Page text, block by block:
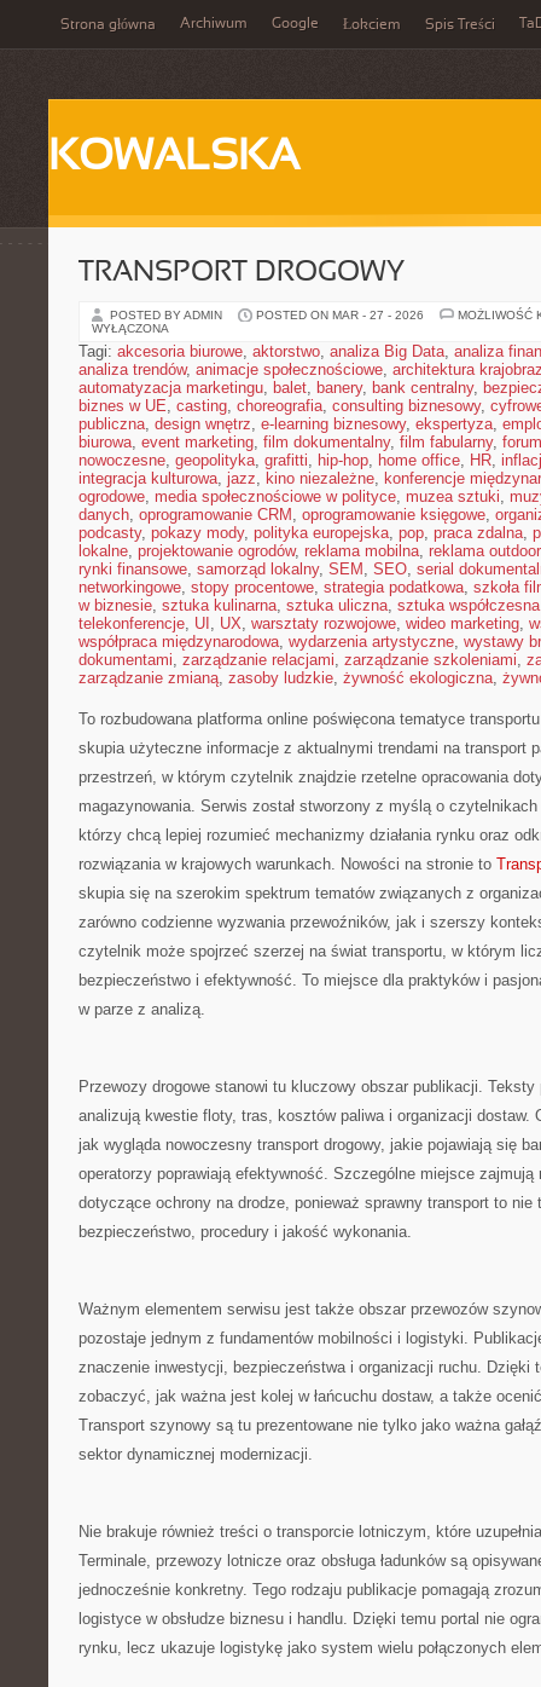
Strona główna Archiwum Google Łokciem Spis Treści
KOWALSKA
TRANSPORT DROGOWY
POSTED BY ADMIN POSTED ON MAR - 27 - 2026
MOŻLIWOŚĆ
WYŁĄCZONA
Tagi: akcesoria biurowe, aktorstwo, analiza Big Data, analiza
analiza trendów, animacje społecznościowe, architektura
automatyzacja marketingu, balet, banery, bank centralny,
biznes w UE, casting, choreografia, consulting biznesowy,
publiczna, design wnętrz, e-learning biznesowy, ekspertyza,
biurowa, event marketing, film dokumentalny, film fabularny,
nowoczesne, geopolityka, grafitti, hip-hop, home office, HR,
integracja kulturowa, jazz, kino niezależne, konferencje
ogrodowe, media społecznościowe w polityce, muzea sztuki,
danych, oprogramowanie CRM , oprogramowanie księgowe,
podcasty, pokazy mody, polityka europejska, pop, praca zdalna,
lokalne, projektowanie ogrodów, reklama mobilna, reklama outdoor
rynki finansowe, samorząd lokalny, SEM , SEO, serial
networkingowe, stopy procentowe, strategia podatkowa, szkoła
w biznesie, sztuka kulinarna, sztuka uliczna, sztuka współczesna
telekonferencje, UI , UX, warsztaty rozwojowe, wideo marketing,
współpraca międzynarodowa, wydarzenia artystyczne, wystawy
dokumentami, zarządzanie relacjami, zarządzanie szkoleniami,
zarządzanie zmianą, zasoby ludzkie, żywność ekologiczna,
To rozbudowana platforma online poświęcona tematyce
skupia użyteczne informacje z aktualnymi trendami na transport
przestrzeń, w którym czytelnik znajdzie rzetelne opracowania
magazynowania. Serwis został stworzony z myślą o
którzy chcą lepiej rozumieć mechanizmy działania rynku oraz
rozwiązania w krajowych warunkach. Nowości na stronie to
skupia się na szerokim spektrum tematów związanych z
zarówno codzienne wyzwania przewoźników, jak i szerszy
czytelnik może spojrzeć szerzej na świat transportu, w którym
bezpieczeństwo i efektywność. To miejsce dla praktyków i
w parze z analizą.
Przewozy drogowe stanowi tu kluczowy obszar publikacji.
analizują kwestie floty, tras, kosztów paliwa i organizacji dostaw.
jak wygląda nowoczesny transport drogowy, jakie pojawiają się
operatorzy poprawiają efektywność. Szczególne miejsce zajmują
dotyczące ochrony na drodze, ponieważ sprawny transport to
bezpieczeństwo, procedury i jakość wykonania.
Ważnym elementem serwisu jest także obszar przewozów
pozostaje jednym z fundamentów mobilności i logistyki.
znaczenie inwestycji, bezpieczeństwa i organizacji ruchu. Dzięki
zobaczyć, jak ważna jest kolej w łańcuchu dostaw, a także
Transport szynowy są tu prezentowane nie tylko jako ważna
sektor dynamicznej modernizacji.
Nie brakuje również treści o transporcie lotniczym, które
Terminale, przewozy lotnicze oraz obsługa ładunków są
jednocześnie konkretny. Tego rodzaju publikacje pomagają
logistyce w obsłudze biznesu i handlu. Dzięki temu portal nie
rynku, lecz ukazuje logistykę jako system wielu połączonych